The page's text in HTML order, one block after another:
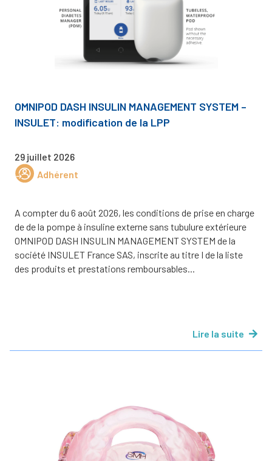
OMNIPOD DASH INSULIN MANAGEMENT SYSTEM –
INSULET: modification de la LPP
29 juillet 2026
Adhérent
A compter du 6 août 2026, les conditions de prise en charge
de de la pompe à insuline externe sans tubulure extérieure
OMNIPOD DASH INSULIN MANAGEMENT SYSTEM de la
société INSULET France SAS, inscrite au titre I de la liste
des produits et prestations remboursables...
Lire la suite